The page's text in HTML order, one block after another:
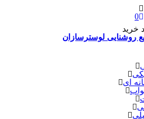
0
خرید
روشنایی لوسترسازان
ای